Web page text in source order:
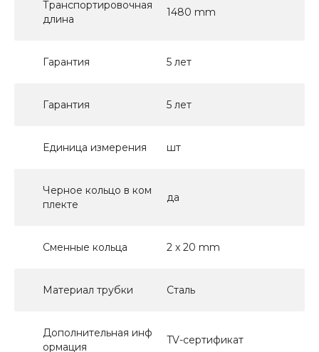
Транспортировочная
длина
1480 mm
Гарантия 5 лет
Гарантия 5 лет
Единица измерения шт
Черное кольцо в ком
плекте
да
Сменные кольца 2 x 20 mm
Материал трубки Сталь
Дополнительная инф
ормация
TV-сертификат